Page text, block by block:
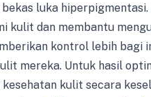
luka hiperpigmentasi.
kulit dan membantu
kontrol lebih bagi
mereka. Untuk hasil
kulit secara